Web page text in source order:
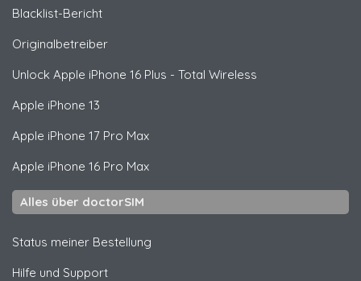
Blacklist-Bericht
Originalbetreiber
Unlock Apple iPhone 16 Plus - Total Wireless
Apple iPhone 13
Apple iPhone 17 Pro Max
Apple iPhone 16 Pro Max
Alles über doctorSIM
Status meiner Bestellung
Hilfe und Support